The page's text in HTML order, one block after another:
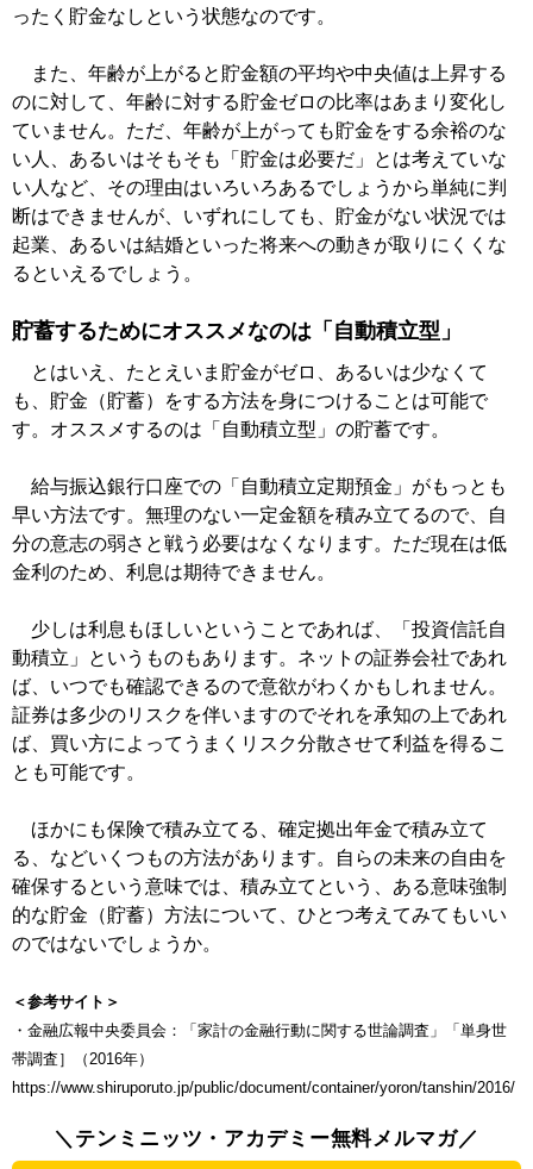
ったく貯金なしという状態なのです。
また、年齢が上がると貯金額の平均や中央値は上昇する
のに対して、年齢に対する貯金ゼロの比率はあまり変化し
ていません。ただ、年齢が上がっても貯金をする余裕のな
い人、あるいはそもそも「貯金は必要だ」とは考えていな
い人など、その理由はいろいろあるでしょうから単純に判
断はできませんが、いずれにしても、貯金がない状況では
起業、あるいは結婚といった将来への動きが取りにくくな
るといえるでしょう。
貯蓄するためにオススメなのは「自動積立型」
とはいえ、たとえいま貯金がゼロ、あるいは少なくて
も、貯金（貯蓄）をする方法を身につけることは可能で
す。オススメするのは「自動積立型」の貯蓄です。
給与振込銀行口座での「自動積立定期預金」がもっとも
早い方法です。無理のない一定金額を積み立てるので、自
分の意志の弱さと戦う必要はなくなります。ただ現在は低
金利のため、利息は期待できません。
少しは利息もほしいということであれば、「投資信託自
動積立」というものもあります。ネットの証券会社であれ
ば、いつでも確認できるので意欲がわくかもしれません。
証券は多少のリスクを伴いますのでそれを承知の上であれ
ば、買い方によってうまくリスク分散させて利益を得るこ
とも可能です。
ほかにも保険で積み立てる、確定拠出年金で積み立て
る、などいくつもの方法があります。自らの未来の自由を
確保するという意味では、積み立てという、ある意味強制
的な貯金（貯蓄）方法について、ひとつ考えてみてもいい
のではないでしょうか。
＜参考サイト＞
・金融広報中央委員会：「家計の金融行動に関する世論調査」「単身世
帯調査］（2016年）
https://www.shiruporuto.jp/public/document/container/yoron/tanshin/2016/
＼テンミニッツ・アカデミー無料メルマガ／